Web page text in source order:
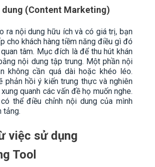
dung (Content Marketing)
ra nội dung hữu ích và có giá trị, bạn
cho khách hàng tiềm năng điều gì đó
tâm. Mục đích là để thu hút khán
nội dung tập trung. Một phần nội
không cần quá dài hoặc khéo léo.
phản hồi ý kiến ​​trung thực và nghiên
quanh các vấn đề họ muốn nghe.
thể điều chỉnh nội dung của mình
tảng.
việc sử dụng
Tool